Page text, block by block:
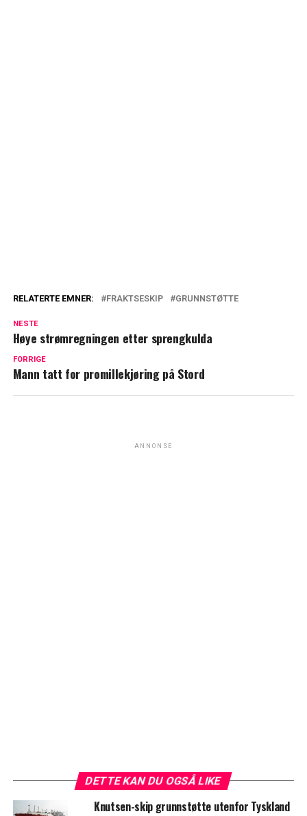
RELATERTE EMNER: FRAKTSESKIP GRUNNSTØTTE
NESTE
Høye strømregningen etter sprengkulda
FORRIGE
Mann tatt for promillekjøring på Stord
ANNONSE
DETTE KAN DU OGSÅ LIKE
Knutsen-skip grunnstøtte utenfor Tyskland